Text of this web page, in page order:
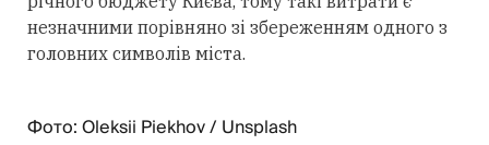
незначними порівняно зі збереженням одного з
головних символів міста.
Фото: Oleksii Piekhov / Unsplash